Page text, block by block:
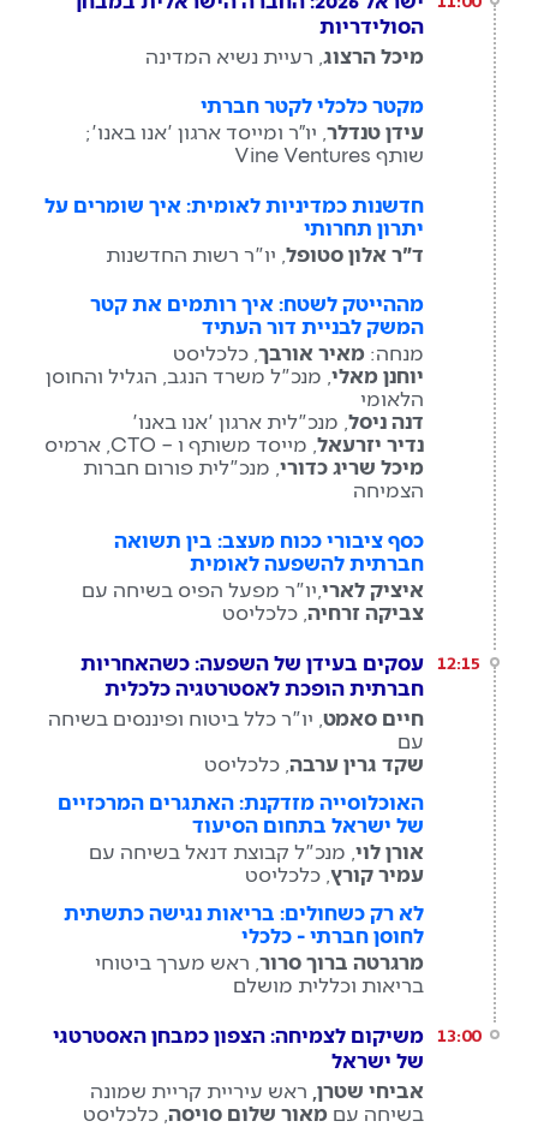
הסולידריות
מיכל הרצוג , רעיית נשיא המדינה
מקטר כלכלי לקטר חברתי
עידן טנדלר, יו״ר ומייסד ארגון 'אנו באנו';
שותף Vine Ventures
חדשנות כמדיניות לאומית: איך שומרים על
יתרון תחרותי
ד"ר אלון סטופל , יו"ר רשות החדשנות
מההייטק לשטח: איך רותמים את קטר
המשק לבניית דור העתיד
מנחה:מאיר אורבך , כלכליסט
יוחנן מאלי , מנכ"ל משרד הנגב, הגליל והחוסן
הלאומי
דנה ניסל , מנכ"לית ארגון 'אנו באנו'
נדיר יזרעאל , מייסד משותף ו – CTO, ארמיס
מיכל שריג כדורי , מנכ"לית פורום חברות
הצמיחה
כסף ציבורי ככוח מעצב: בין תשואה
חברתית להשפעה לאומית
איציק לארי ,יו"ר מפעל הפיס בשיחה עם
צביקה זרחיה , כלכליסט
12:15
עסקים בעידן של השפעה: כשהאחריות
חברתית הופכת לאסטרטגיה כלכלית
חיים סאמט , יו"ר כלל ביטוח ופיננסים בשיחה
עם
שקד גרין ערבה , כלכליסט
האוכלוסייה מזדקנת: האתגרים המרכזיים
של ישראל בתחום הסיעוד
אורן לוי , מנכ"ל קבוצת דנאל בשיחה עם
עמיר קורץ , כלכליסט
לא רק כשחולים: בריאות נגישה כתשתית
לחוסן חברתי - כלכלי
מרגרטה ברוך סרור , ראש מערך ביטוחי
בריאות וכללית מושלם
13:00
משיקום לצמיחה: הצפון כמבחן האסטרטגי
של ישראל
אביחי שטרן, ראש עיריית קריית שמונה
בשיחה עםמאור שלום סויסה , כלכליסט